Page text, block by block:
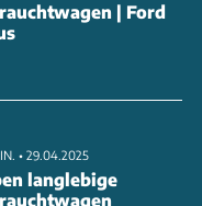
| Ford
• 29.04.2025
langlebige